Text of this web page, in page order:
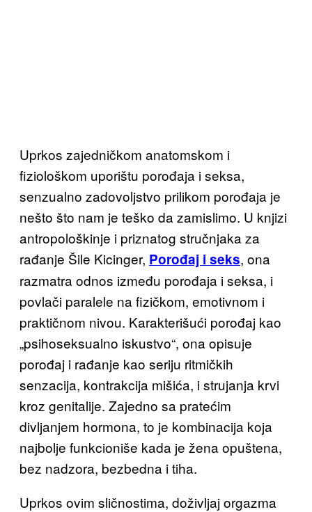
Uprkos zajedničkom anatomskom i
fiziološkom uporištu porođaja i seksa,
senzualno zadovoljstvo prilikom porođaja je
nešto što nam je teško da zamislimo. U knjizi
antropološkinje i priznatog stručnjaka za
rađanje Šile Kicinger, Porođaj i seks, ona
razmatra odnos između porođaja i seksa, i
povlači paralele na fizičkom, emotivnom i
praktičnom nivou. Karakterišući porođaj kao
„psihoseksualno iskustvo“, ona opisuje
porođaj i rađanje kao seriju ritmičkih
senzacija, kontrakcija mišića, i strujanja krvi
kroz genitalije. Zajedno sa pratećim
divljanjem hormona, to je kombinacija koja
najbolje funkcioniše kada je žena opuštena,
bez nadzora, bezbedna itiha.
Uprkos ovim sličnostima, doživljaj orgazma